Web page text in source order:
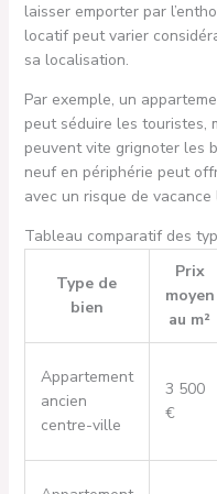
laisser emporter par
locatif peut varier
sa localisation.
Par exemple, un
peut séduire les touristes,
peuvent vite grignoter les
neuf en périphérie peut
avec un risque de
Tableau comparatif des
Type de
bien
Prix
moyen
au m²
Appartement
ancien
centre-ville
3 500
€